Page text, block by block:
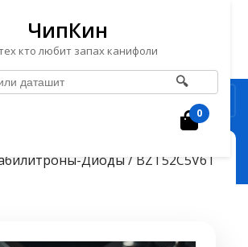
ЧипКин
кто любит запах канифоли
🔍
0
5.6V SOD523
Диоды/ BZT52C5V6T